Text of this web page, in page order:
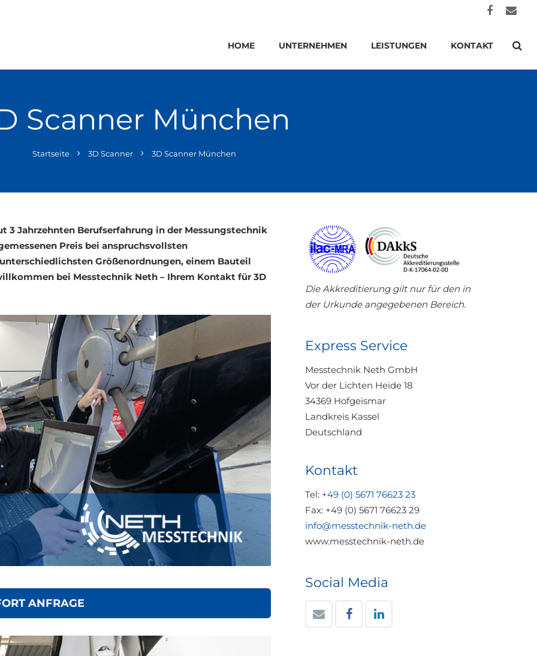
HOME UNTERNEHMEN LEISTUNGEN KONTAKT
Scanner München
Startseite 3D Scanner 3D Scanner München
3 Jahrzehnten Berufserfahrung in der Messungstechnik
Preis bei anspruchsvollsten
Größenordnungen, einem Bauteil
bei Messtechnik Neth – Ihrem Kontakt für 3D
ANFRAGE
Die Akkreditierung gilt nur für den in
der Urkunde angegebenen Bereich.
Express Service
Messtechnik Neth GmbH
Vor der Lichten Heide 18
34369 Hofgeismar
Landkreis Kassel
Deutschland
Kontakt
Tel: +49 (0) 5671 76623 23
Fax: +49 (0) 5671 76623 29
info@messtechnik-neth.de
www.messtechnik-neth.de
Social Media